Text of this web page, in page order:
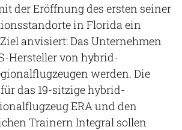
der Eröffnung des ersten seiner
in Florida ein
anvisiert: Das Unternehmen
Hersteller von hybrid-
werden. Die
das 19-sitzige hybrid-
ERA und den
Trainern Integral sollen